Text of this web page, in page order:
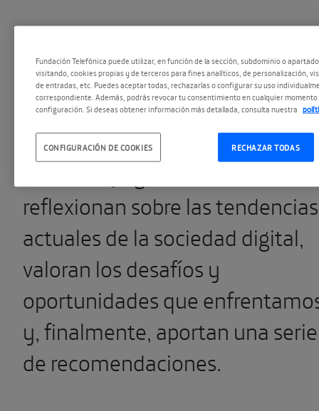
espacio de debate, análisis y
participación de los jóvenes en
Año Europeo de la Juventud.
Entre sus páginas, los autores
reflexionan sobre las tendencias
actuales de la sociedad digital,
valoran los desafíos y
oportunidades que
y, finalmente, aportan una serie
de recomendaciones.
Fundación Telefónica puede utilizar, en función de la sección, subdominio o
visitando, cookies propias y de terceros para fines analíticos, de personalización,
de entradas, etc. Puedes aceptar todas, rechazarlas o configurar su uso
correspondiente. Además, podrás revocar tu consentimiento en cualquier momento
configuración. Si deseas obtener información más detallada, consulta nuestra
RECHAZAR TODAS
CONFIGURACIÓN DE COOKIES